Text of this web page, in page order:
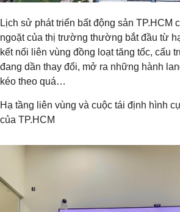
Lịch sử phát triển bất động sản TP.HCM
ngoặt của thị trường thường bắt đầu từ
kết nối liên vùng đồng loạt tăng tốc, cấu
đang dần thay đổi, mở ra những hành
kéo theo quá…
Hạ tầng liên vùng và cuộc tái định hình
của TP.HCM